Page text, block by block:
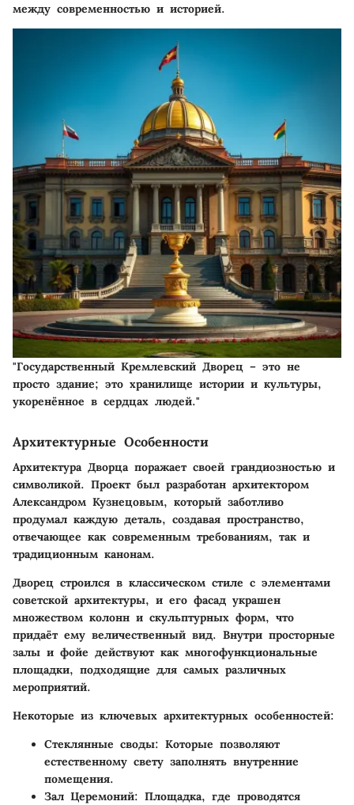
между современностью и историей.
"Государственный Кремлевский Дворец – это не
просто здание; это хранилище истории и культуры,
укоренённое в сердцах людей."
Архитектурные Особенности
Архитектура Дворца поражает своей грандиозностью и
символикой. Проект был разработан архитектором
Александром Кузнецовым, который заботливо
продумал каждую деталь, создавая пространство,
отвечающее как современным требованиям, так и
традиционным канонам.
Дворец строился в классическом стиле с элементами
советской архитектуры, и его фасад украшен
множеством колонн и скульптурных форм, что
придаёт ему величественный вид. Внутри просторные
залы и фойе действуют как многофункциональные
площадки, подходящие для самых различных
мероприятий.
Некоторые из ключевых архитектурных особенностей:
Стеклянные своды: Которые позволяют
естественному свету заполнять внутренние
помещения.
Зал Церемоний: Площадка, где проводятся